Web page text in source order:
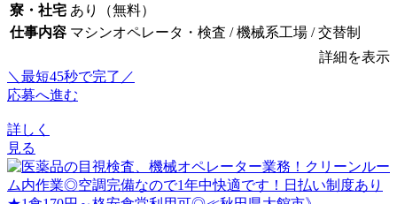
寮・社宅 あり（無料）
仕事内容 マシンオペレータ・検査 / 機械系工場 / 交替制
詳細を表示
＼最短45秒で完了／
応募へ進む
詳しく
見る